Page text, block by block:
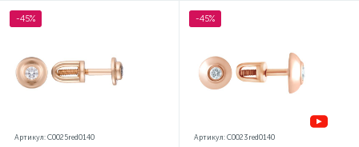
-45%
Артикул: C0025red0140
-45%
Артикул: C0023red0140